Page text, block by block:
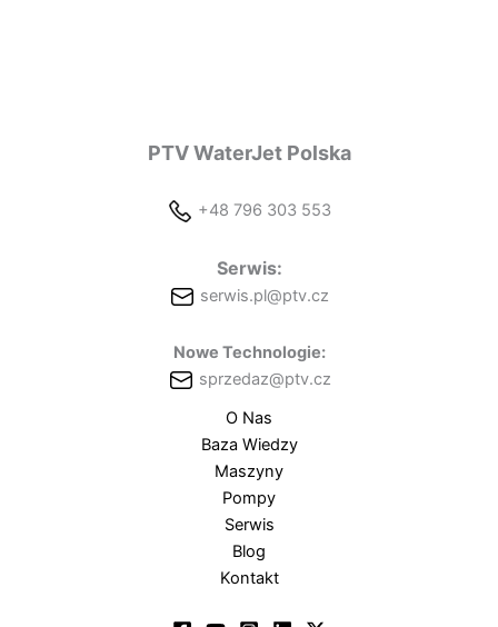
PTV WaterJet Polska
+48 796 303 553
Serwis:
serwis.pl@ptv.cz
Nowe Technologie:
sprzedaz@ptv.cz
O Nas
Baza Wiedzy
Maszyny
Pompy
Serwis
Blog
Kontakt